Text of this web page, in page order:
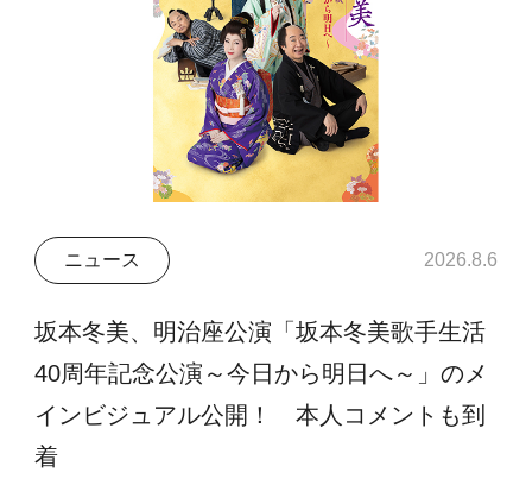
ニュース 2026.8.6
坂本冬美、明治座公演「坂本冬美歌手生活
40周年記念公演～今日から明日へ～」のメ
インビジュアル公開！ 本人コメントも到
着